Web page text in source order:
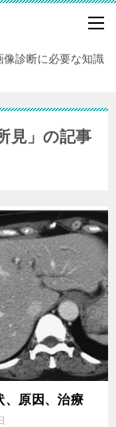
診断に必要な知識
見」の記事
、原因、治療